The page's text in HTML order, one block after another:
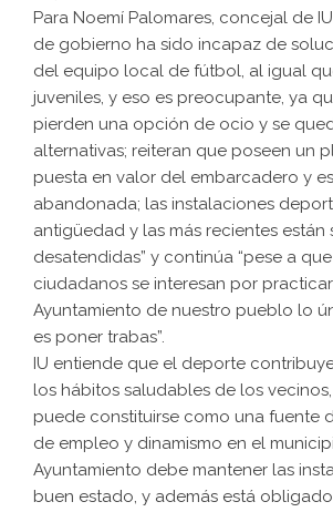
Para Noemí Palomares, concejal de
de gobierno ha sido incapaz de
del equipo local de fútbol, al igual
juveniles, y eso es preocupante, ya
pierden una opción de ocio y se
alternativas; reiteran que poseen un
puesta en valor del embarcadero y
abandonada; las instalaciones
antigüedad y las más recientes están
desatendidas” y continúa “pese a
ciudadanos se interesan por
Ayuntamiento de nuestro pueblo lo
es poner trabas”.
IU entiende que el deporte
los hábitos saludables de los
puede constituirse como una fuente
de empleo y dinamismo en el
Ayuntamiento debe mantener las
buen estado, y además está